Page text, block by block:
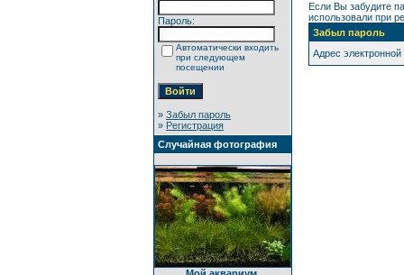
Пароль:
Автоматически входить
при следующем
посещении
» Забыл пароль
» Регистрация
Случайная фотография
Если Вы забудите
использовали при
Забыл пароль
Адрес